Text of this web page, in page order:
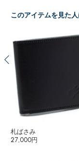
このアイテムを見た
札ばさみ
27,000円